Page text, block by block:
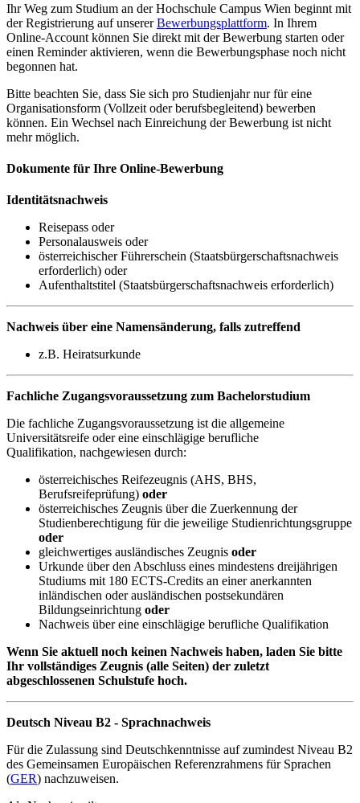
Ihr Weg zum Studium an der Hochschule Campus Wien beginnt mit
der Registrierung auf unsererBewerbungsplattform. In Ihrem
Online-Account können Sie direkt mit der Bewerbung starten oder
einen Reminder aktivieren, wenn die Bewerbungsphase noch nicht
begonnen hat.
Bitte beachten Sie, dass Sie sich pro Studienjahr nur für eine
Organisationsform (Vollzeit oder berufsbegleitend) bewerben
können. Ein Wechsel nach Einreichung der Bewerbung ist nicht
mehr möglich.
Dokumente für Ihre Online-Bewerbung
Identitätsnachweis
Reisepass oder
Personalausweis oder
österreichischer Führerschein (Staatsbürgerschaftsnachweis
erforderlich) oder
Aufenthaltstitel (Staatsbürgerschaftsnachweis erforderlich)
Nachweis über eine Namensänderung, falls zutreffend
z.B. Heiratsurkunde
Fachliche Zugangsvoraussetzung zum Bachelorstudium
Die fachliche Zugangsvoraussetzung ist die allgemeine
Universitätsreife oder eine einschlägige berufliche
Qualifikation, nachgewiesen durch:
österreichisches Reifezeugnis (AHS, BHS,
Berufsreifeprüfung) oder
österreichisches Zeugnis über die Zuerkennung der
Studienberechtigung für die jeweilige Studienrichtungsgruppe
oder
gleichwertiges ausländisches Zeugnis oder
Urkunde über den Abschluss eines mindestens dreijährigen
Studiums mit 180 ECTS-Credits an einer anerkannten
inländischen oder ausländischen postsekundären
Bildungseinrichtung oder
Nachweis über eine einschlägige berufliche Qualifikation
Wenn Sie aktuell noch keinen Nachweis haben, laden Sie bitte
Ihr vollständiges Zeugnis (alle Seiten) der zuletzt
abgeschlossenen Schulstufe hoch.
Deutsch Niveau B2 - Sprachnachweis
Für die Zulassung sind Deutschkenntnisse auf zumindest Niveau B2
des Gemeinsamen Europäischen Referenzrahmens für Sprachen
(GER) nachzuweisen.